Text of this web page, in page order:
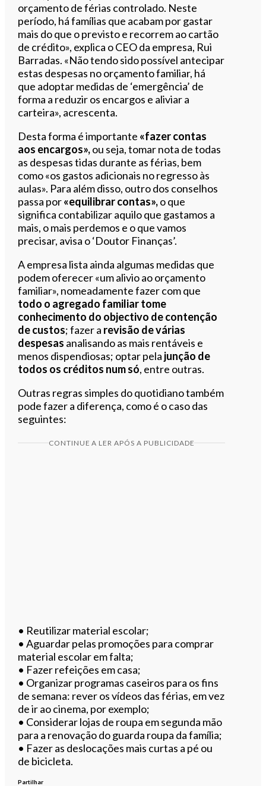
orçamento de férias controlado. Neste
período, há famílias que acabam por gastar
mais do que o previsto e recorrem ao cartão
de crédito», explica o CEO da empresa, Rui
Barradas. «Não tendo sido possível antecipar
estas despesas no orçamento familiar, há
que adoptar medidas de ‘emergência’ de
forma a reduzir os encargos e aliviar a
carteira», acrescenta.
Desta forma é importante «fazer contas
aos encargos»,ou seja, tomar nota de todas
as despesas tidas durante as férias, bem
como «os gastos adicionais no regresso às
aulas». Para além disso, outro dos conselhos
passa por«equilibrar contas»,o que
significa contabilizar aquilo que gastamos a
mais, o mais perdemos e o que vamos
precisar, avisa o ‘Doutor Finanças’.
A empresa lista ainda algumas medidas que
podem oferecer «um alivio ao orçamento
familiar», nomeadamente fazer com que
todo o agregado familiar tome
conhecimento do objectivo de contenção
de custos; fazer a revisão de várias
despesas analisando as mais rentáveis e
menos dispendiosas; optar pela junção de
todos os créditos num só, entre outras.
Outras regras simples do quotidiano também
pode fazer a diferença, como é o caso das
seguintes:
CONTINUE A LER APÓS A PUBLICIDADE
• Reutilizar material escolar;
• Aguardar pelas promoções para comprar
material escolar em falta;
• Fazer refeições em casa;
• Organizar programas caseiros para os fins
de semana: rever os vídeos das férias, em vez
de ir ao cinema, por exemplo;
• Considerar lojas de roupa em segunda mão
para a renovação do guarda roupa da família;
• Fazer as deslocações mais curtas a pé ou
de bicicleta.
Partilhar